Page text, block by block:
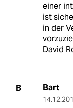
einer
ist
in der
David
B Bart